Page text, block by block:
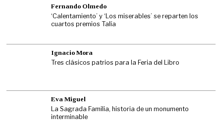
Fernando Olmedo
‘Calentamiento’ y ‘Los miserables’ se reparten los
cuartos premios Talía
Ignacio Mora
Tres clásicos patrios para la Feria del Libro
Eva Miguel
La Sagrada Familia, historia de un monumento
interminable